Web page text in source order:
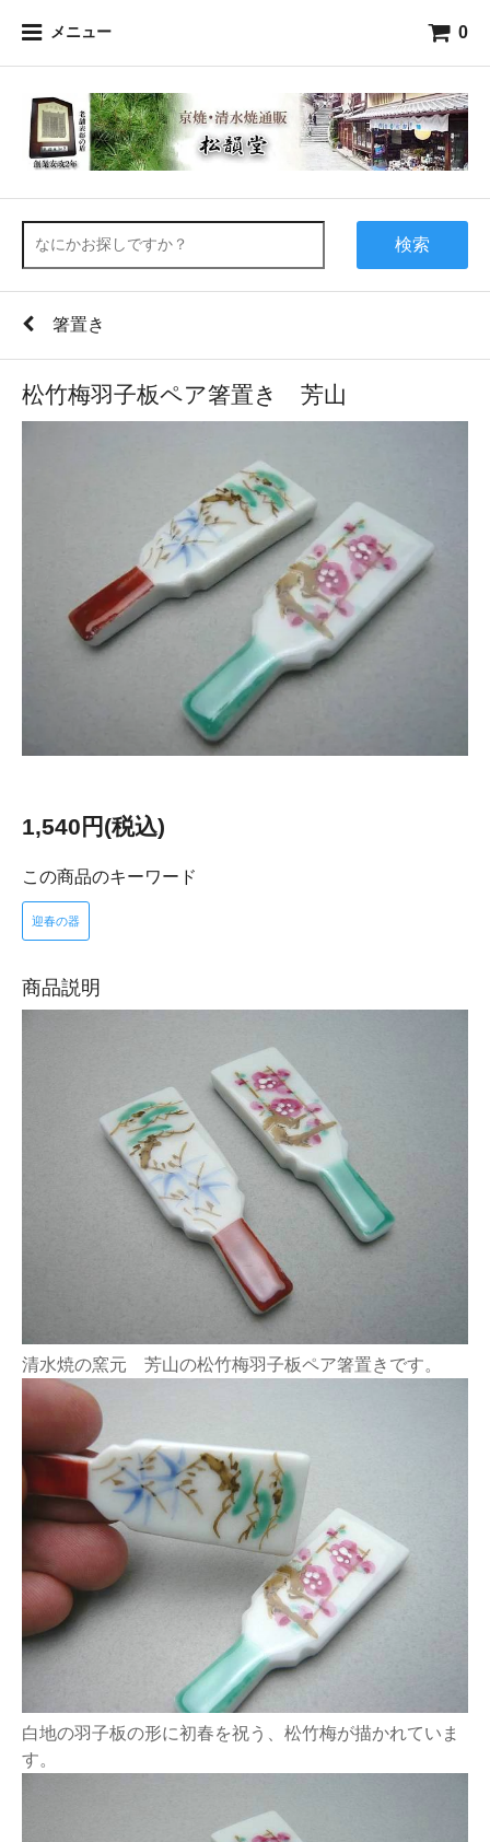
メニュー 0
検索
箸置き
松竹梅羽子板ペア箸置き 芳山
1,540円(税込)
この商品のキーワード
迎春の器
商品説明
清水焼の窯元 芳山の松竹梅羽子板ペア箸置きです。
白地の羽子板の形に初春を祝う、松竹梅が描かれていま
す。